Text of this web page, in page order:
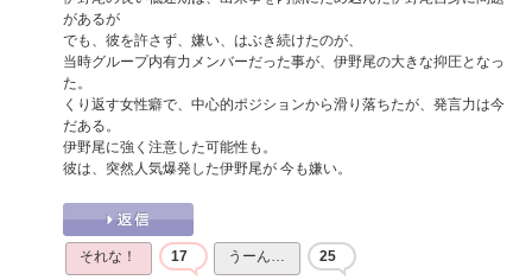
があるが
でも、彼を許さず、嫌い、はぶき続けたのが、
当時グループ内有力メンバーだった事が、伊野尾の大きな抑圧となっ
た。
くり返す女性癖で、中心的ポジションから滑り落ちたが、発言力は今
だある。
伊野尾に強く注意した可能性も。
彼は、突然人気爆発した伊野尾が 今も嫌い。
それな！ 17 うーん… 25